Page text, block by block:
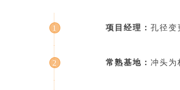
1 项目经理： 孔径变
2 常熟基地： 冲头为